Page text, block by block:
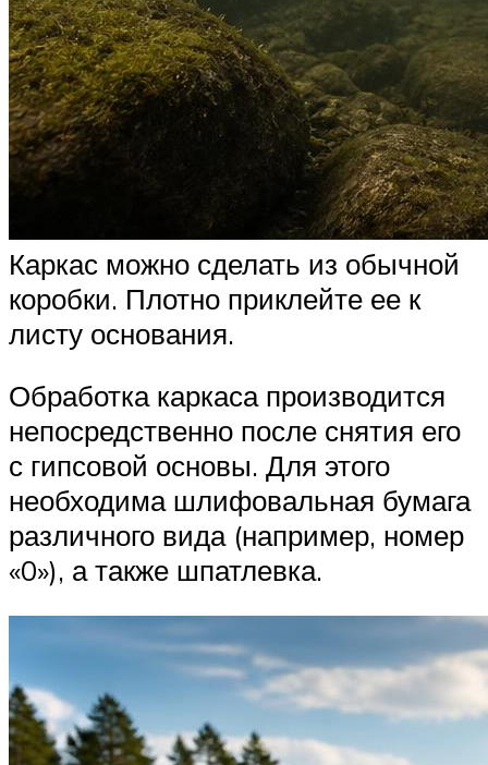
Каркас можно сделать из обычной
коробки. Плотно приклейте ее к
листу основания.
Обработка каркаса производится
непосредственно после снятия его
с гипсовой основы. Для этого
необходима шлифовальная бумага
различного вида (например, номер
«0»), а также шпатлевка.